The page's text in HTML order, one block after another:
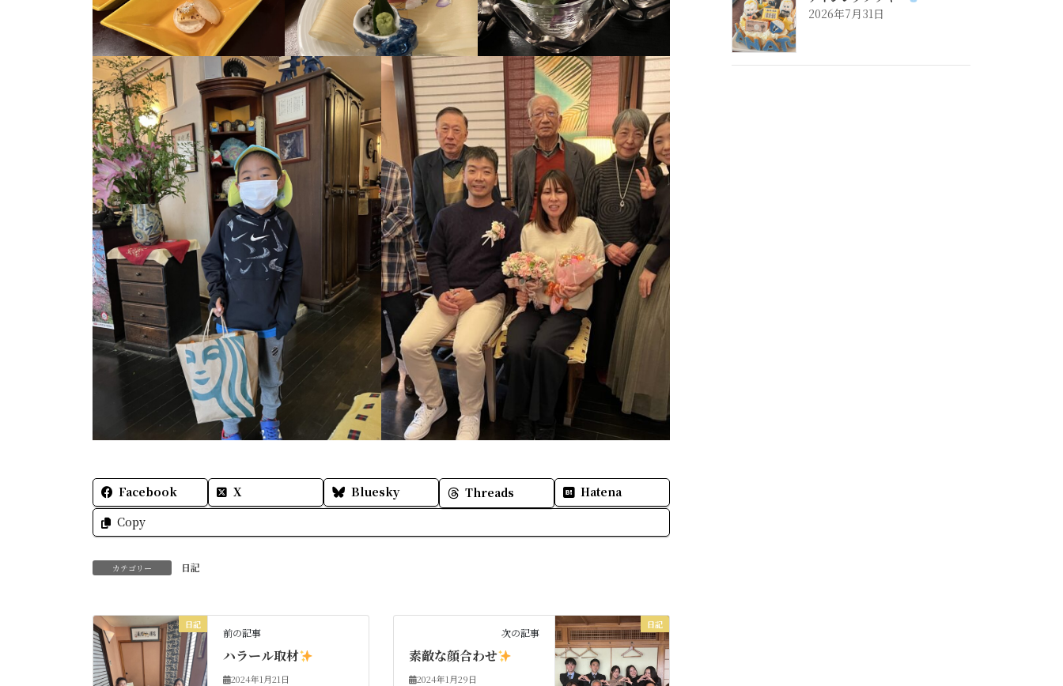
Facebook X Bluesky Threads
Hatena
Copy
カテゴリー 日記
日記
前の記事
ハラール取材
2024年1月21日
日記
次の記事
素敵な顔合わせ
2024年1月29日
2026年7月31日